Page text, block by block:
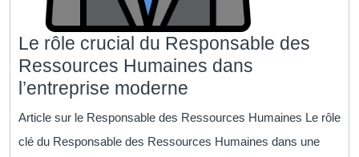
Le rôle crucial du Responsable des
Ressources Humaines dans
l’entreprise moderne
rôle
crucial
Article sur le Responsable des Ressources Humaines Le rôle
clé du Responsable des Ressources Humaines dans une